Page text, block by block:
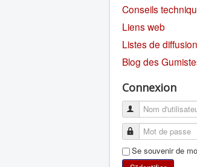
Conseils
Liens web
Listes de diffusion
Blog des
Connexion
Se souvenir de